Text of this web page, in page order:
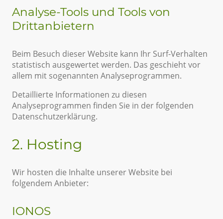
Analyse-Tools und Tools von
Drittanbietern
Beim Besuch dieser Website kann Ihr Surf-Verhalten
statistisch ausgewertet werden. Das geschieht vor
allem mit sogenannten Analyseprogrammen.
Detaillierte Informationen zu diesen
Analyseprogrammen finden Sie in der folgenden
Datenschutzerklärung.
2. Hosting
Wir hosten die Inhalte unserer Website bei
folgendem Anbieter:
IONOS